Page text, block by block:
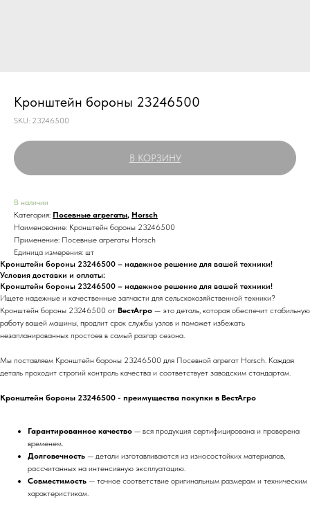
Кронштейн бороны 23246500
SKU: 23246500
В КОРЗИНУ
В наличии
Категория: Посевные агрегаты, Horsch
Наименование: Кронштейн бороны 23246500
Применение: Посевные агрегаты Horsch
Единица измерения: шт
Кронштейн бороны 23246500 – надежное решение для вашей техники!
Условия доставки и оплаты:
Кронштейн бороны 23246500 – надежное решение для вашей техники!
Ищете надежные и качественные запчасти для сельскохозяйственной техники?
Кронштейн бороны 23246500 от ВестАгро — это деталь, которая обеспечит стабильную
работу вашей машины, продлит срок службы узлов и поможет избежать
незапланированных простоев в самый разгар сезона.
Мы поставляем Кронштейн бороны 23246500 для Посевной агрегат Horsch. Каждая
деталь проходит строгий контроль качества и соответствует заводским стандартам.
Кронштейн бороны 23246500 - преимущества покупки в ВестАгро
Гарантированное качество — вся продукция сертифицирована и проверена
временем.
Долговечность — детали изготавливаются из износостойких материалов,
рассчитанных на интенсивную эксплуатацию.
Совместимость — точное соответствие оригинальным размерам и техническим
характеристикам.